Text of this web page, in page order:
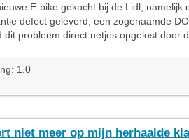
E-bike gekocht bij de Lidl, namelijk
defect geleverd, een zogenaamde
dit probleem direct netjes opgelost door
1.0
niet meer op mijn herhaalde